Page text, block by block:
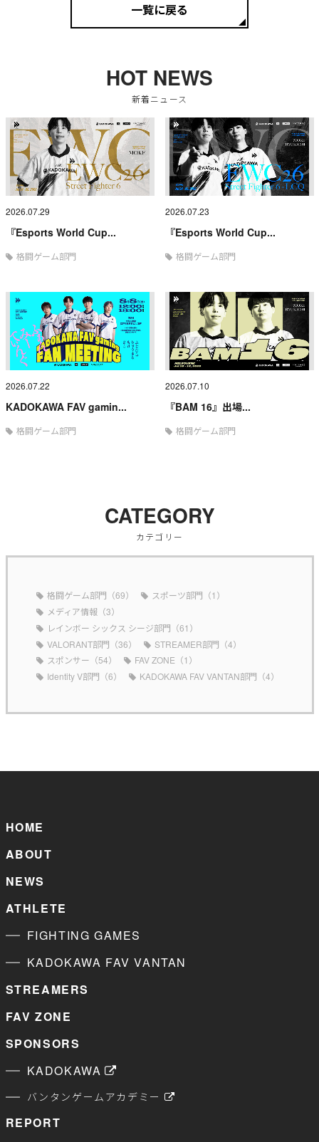
一覧に戻る
HOT NEWS
新着ニュース
2026.07.29
『Esports World Cup...
格闘ゲーム部門
2026.07.23
『Esports World Cup...
格闘ゲーム部門
2026.07.22
KADOKAWA FAV gamin...
格闘ゲーム部門
2026.07.10
『BAM 16』出場...
格闘ゲーム部門
CATEGORY
カテゴリー
格闘ゲーム部門（69）
スポーツ部門（1）
メディア情報（3）
レインボー シックス シージ部門（61）
VALORANT部門（36）
STREAMER部門（4）
スポンサー（54）
FAV ZONE（1）
Identity V部門（6）
KADOKAWA FAV VANTAN部門（4）
HOME
ABOUT
NEWS
ATHLETE
FIGHTING GAMES
KADOKAWA FAV VANTAN
STREAMERS
FAV ZONE
SPONSORS
KADOKAWA
バンタンゲームアカデミー
REPORT